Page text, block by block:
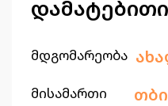
მდგომარეობა
მისამართი